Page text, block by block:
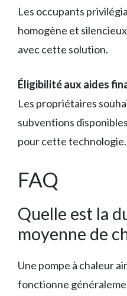
Les occupants
homogène et
avec cette solution.
Éligibilité aux aides
Les propriétaires
subventions
pour cette technologie.
FAQ
Quelle est la
moyenne de
Une pompe à chaleur
fonctionne